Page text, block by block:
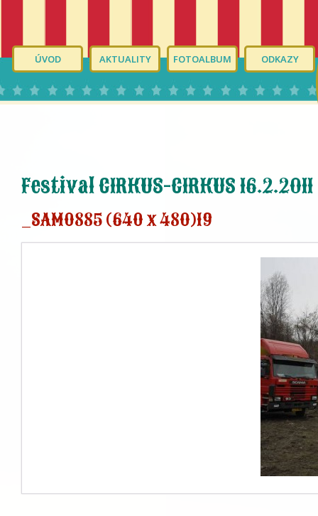
ÚVOD AKTUALITY FOTOALBUM ODKAZY
Festival CIRKUS-CIRKUS 16.2.2011
_SAM0885 (640 x 480)19